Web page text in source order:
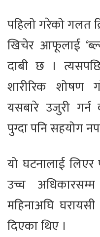
पहिलो गरेको गलत
खिचेर आफूलाई
दाबी छ ।
शारीरिक शोषण
यसबारे उजुरी गर्न
पुग्दा पनि सहयोग
यो घटनालाई लिएर
उच्च
महिनाअघि
दिएका थिए ।